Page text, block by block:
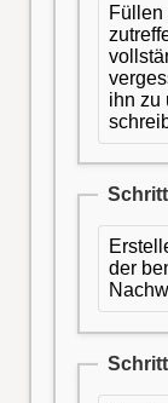
Füllen
ihn zu
der